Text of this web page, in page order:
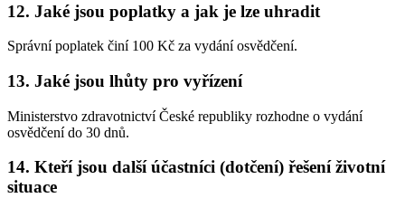
12. Jaké jsou poplatky a jak je lze uhradit
Správní poplatek činí 100 Kč za vydání osvědčení.
13. Jaké jsou lhůty pro vyřízení
Ministerstvo zdravotnictví České republiky rozhodne o vydání
osvědčení do 30 dnů.
14. Kteří jsou další účastníci (dotčení) řešení životní
situace